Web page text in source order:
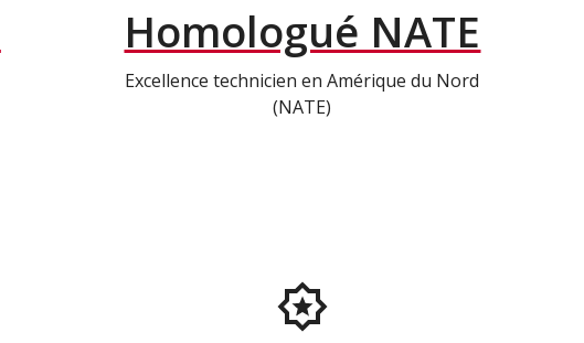
Homologué NATE
Excellence technicien en Amérique du Nord
(NATE)